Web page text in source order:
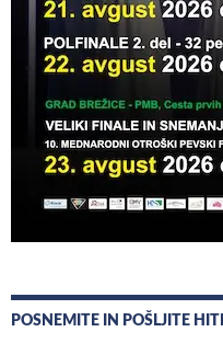
POSNEMITE IN POŠLJITE